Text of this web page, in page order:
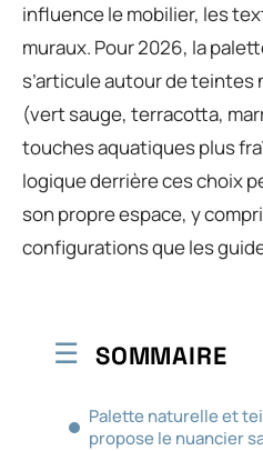
influence le mobilier, les
muraux. Pour 2026, la
s’articule autour de
(vert sauge, terracotta,
touches aquatiques plus
logique derrière ces choix
son propre espace, y
configurations que les
SOMMAIRE
Palette naturelle et
propose le nuancier